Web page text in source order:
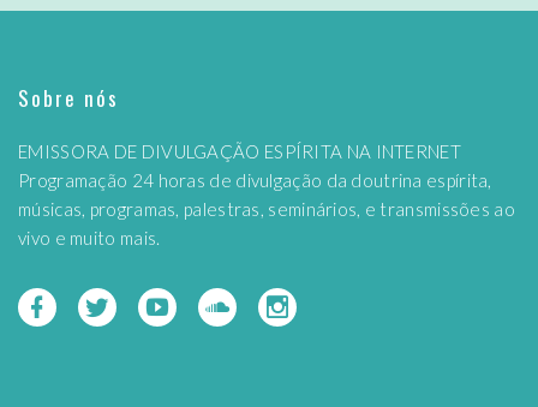
Sobre nós
EMISSORA DE DIVULGAÇÃO ESPÍRITA NA INTERNET
Programação 24 horas de divulgação da doutrina espírita,
músicas, programas, palestras, seminários, e transmissões ao
vivo e muito mais.